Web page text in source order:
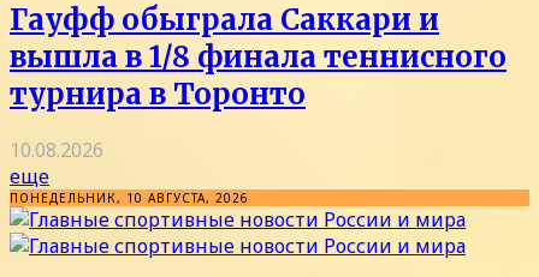
Гауфф обыграла Саккари и
вышла в 1/8 финала теннисного
турнира в Торонто
10.08.2026
еще
ПОНЕДЕЛЬНИК, 10 АВГУСТА, 2026